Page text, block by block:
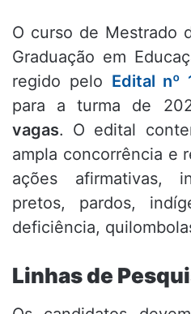
O curso de Mestrado
Graduação em
regido pelo Edital nº
para a turma de
vagas. O edital
ampla concorrência e
ações afirmativas,
pretos, pardos,
deficiência,
Linhas de